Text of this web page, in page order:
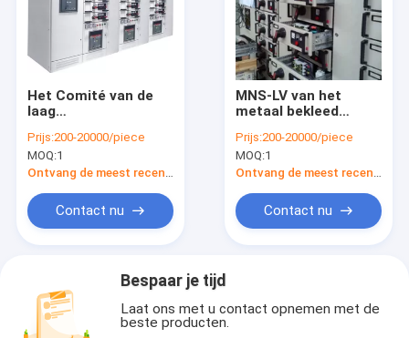
Het Comité van de
laag
Mechanismeiec60439
Norm Met lage
spanning
Prijs:200-20000/piece
MOQ:1
Ontvang de meest recente Prijs
Contact nu
MNS-LV van het
metaal bekleed
voor het
Elektroschakelbord
van Machtscontrol
Prijs:200-20000/piece
MOQ:1
Ontvang de meest recente Prijs
Contact nu
Bespaar je tijd
Laat ons met u contact opnemen met de
beste producten.